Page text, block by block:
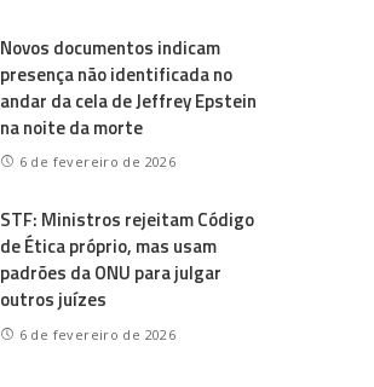
Novos documentos indicam
presença não identificada no
andar da cela de Jeffrey Epstein
na noite da morte
6 de fevereiro de 2026
STF: Ministros rejeitam Código
de Ética próprio, mas usam
padrões da ONU para julgar
outros juízes
6 de fevereiro de 2026